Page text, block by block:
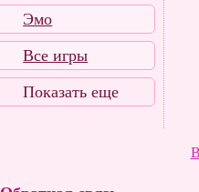
Эмо
Все игры
Показать еще